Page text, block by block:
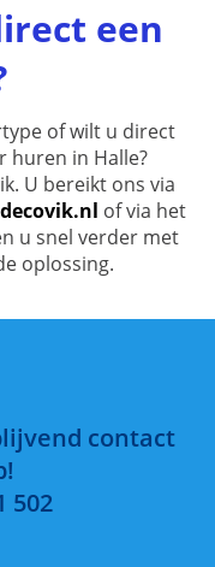
een
of wilt u direct
huren in Halle?
U bereikt ons via
of via het
u snel verder met
oplossing.
contact
502